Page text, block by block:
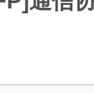
免费稳定无广
通过视频来展示